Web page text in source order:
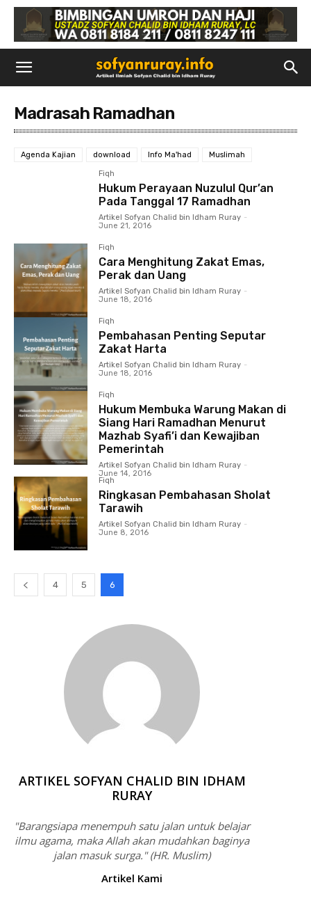
Madrasah Ramadhan
Agenda Kajian download Info Ma'had Muslimah
Fiqh
Hukum Perayaan Nuzulul Qur’an
Pada Tanggal 17 Ramadhan
Artikel Sofyan Chalid bin Idham Ruray -
June 21, 2016
Fiqh
Cara Menghitung Zakat Emas,
Perak dan Uang
Artikel Sofyan Chalid bin Idham Ruray -
June 18, 2016
Fiqh
Pembahasan Penting Seputar
Zakat Harta
Artikel Sofyan Chalid bin Idham Ruray -
June 18, 2016
Fiqh
Hukum Membuka Warung Makan di
Siang Hari Ramadhan Menurut
Mazhab Syafi’i dan Kewajiban
Pemerintah
Artikel Sofyan Chalid bin Idham Ruray -
June 14, 2016
Fiqh
Ringkasan Pembahasan Sholat
Tarawih
Artikel Sofyan Chalid bin Idham Ruray -
June 8, 2016
4 5 6
ARTIKEL SOFYAN CHALID BIN IDHAM
RURAY
"Barangsiapa menempuh satu jalan untuk belajar
ilmu agama, maka Allah akan mudahkan baginya
jalan masuk surga." (HR. Muslim)
Artikel Kami